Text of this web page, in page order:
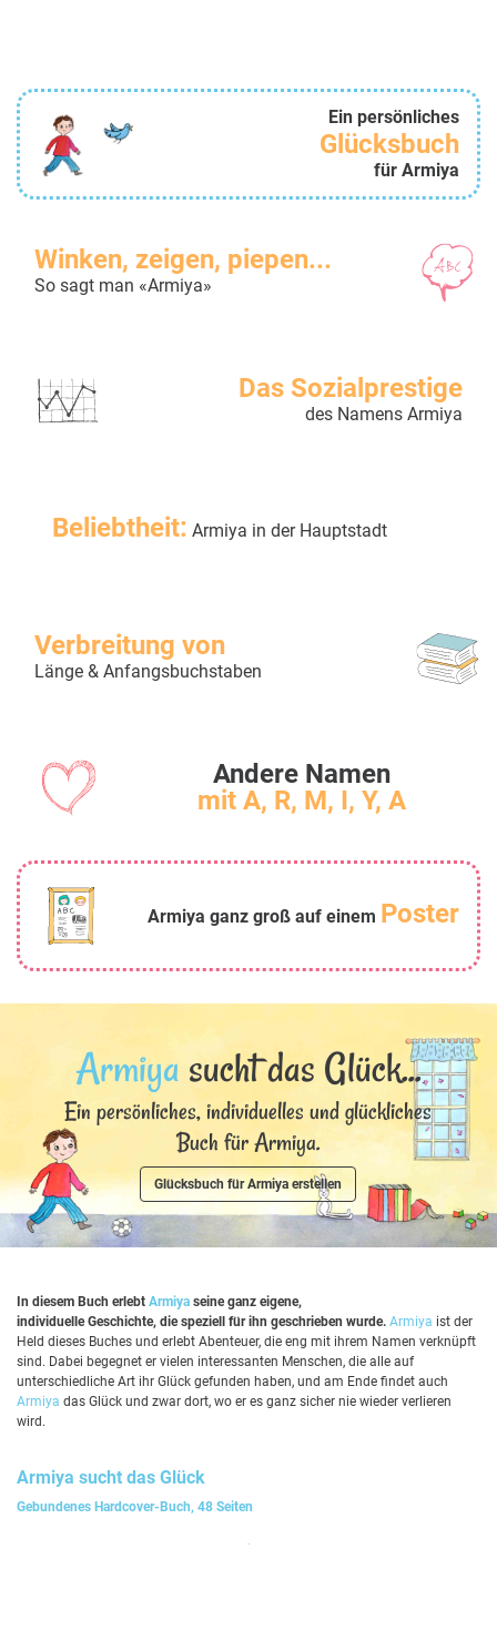
Ein persönliches
Glücksbuch
für Armiya
Winken, zeigen, piepen...
So sagt man «Armiya»
Das Sozialprestige
des Namens Armiya
Beliebtheit: Armiya in der Hauptstadt
Verbreitung von
Länge & Anfangsbuchstaben
Andere Namen
mit A, R, M, I, Y, A
Armiya ganz groß auf einem Poster
Armiya sucht das Glück...
Ein persönliches, individuelles und glückliches
Buch für Armiya.
Glücksbuch für Armiya erstellen
In diesem Buch erlebt Armiya seine ganz eigene,
individuelle Geschichte, die speziell für ihn geschrieben wurde. Armiya ist der
Held dieses Buches und erlebt Abenteuer, die eng mit ihrem Namen verknüpft
sind. Dabei begegnet er vielen interessanten Menschen, die alle auf
unterschiedliche Art ihr Glück gefunden haben, und am Ende findet auch
Armiya das Glück und zwar dort, wo er es ganz sicher nie wieder verlieren
wird.
Armiya sucht das Glück
Gebundenes Hardcover-Buch, 48 Seiten